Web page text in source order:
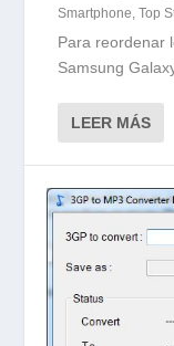
Smartphone,Top
Para reordenar
Samsung
LEER MÁS